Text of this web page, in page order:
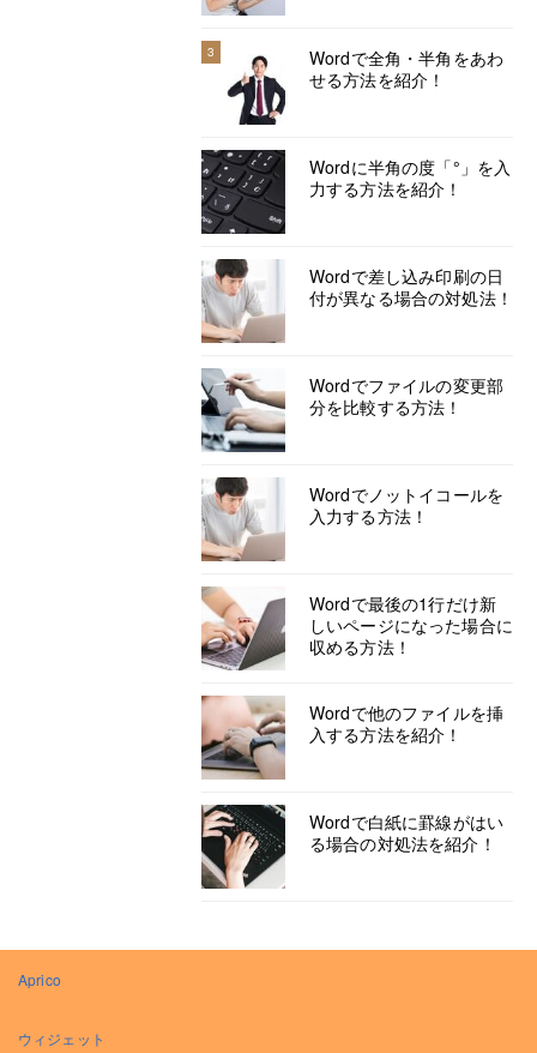
3
Wordで全角・半角をあわ
せる方法を紹介！
Wordに半角の度「°」を入
力する方法を紹介！
Wordで差し込み印刷の日
付が異なる場合の対処法！
Wordでファイルの変更部
分を比較する方法！
Wordでノットイコールを
入力する方法！
Wordで最後の1行だけ新
しいページになった場合に
収める方法！
Wordで他のファイルを挿
入する方法を紹介！
Wordで白紙に罫線がはい
る場合の対処法を紹介！
Aprico
ウィジェット